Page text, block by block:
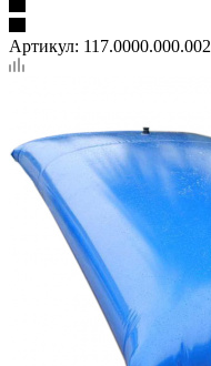
Артикул: 117.0000.000.002